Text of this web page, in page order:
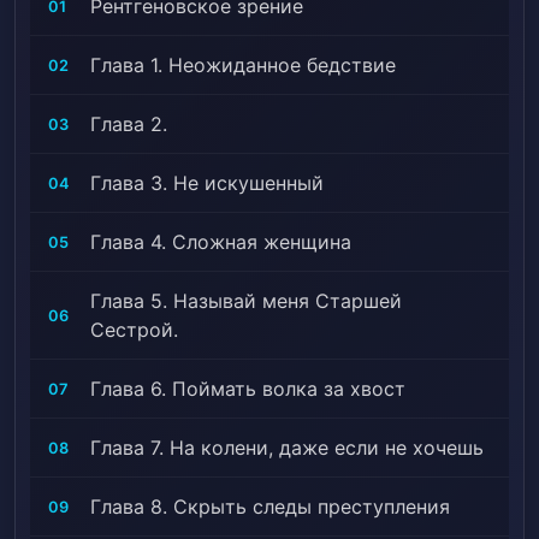
01 Рентгеновское зрение
02 Глава 1. Неожиданное бедствие
03 Глава 2.
04 Глава 3. Не искушенный
05 Глава 4. Сложная женщина
06
Глава 5. Называй меня Старшей
Сестрой.
07 Глава 6. Поймать волка за хвост
08 Глава 7. На колени, даже если не хочешь
09 Глава 8. Скрыть следы преступления